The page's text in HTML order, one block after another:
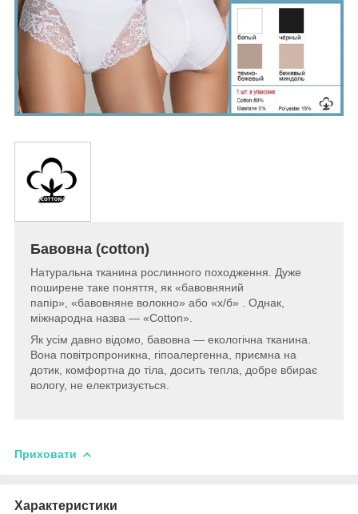
Бавовна (cotton)
Натуральна тканина рослинного походження. Дуже
поширене таке поняття, як «бавовняний
папір», «бавовняне волокно» або «х/б» . Однак,
міжнародна назва — «Cotton».
Як усім давно відомо, бавовна — екологічна тканина.
Вона повітропроникна, гіпоалергенна, приємна на
дотик, комфортна до тіла, досить тепла, добре вбирає
вологу, не електризується.
Приховати
Характеристики